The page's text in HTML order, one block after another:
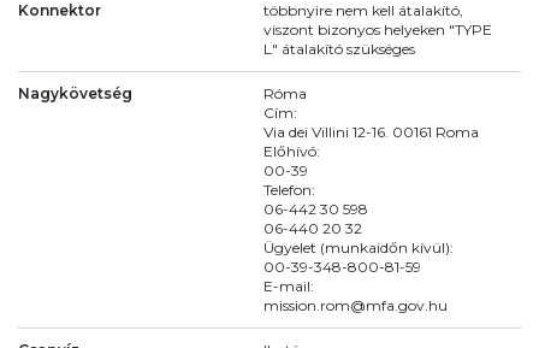
Konnektor
többnyire nem kell átalakító,
viszont bizonyos helyeken "TYPE
L" átalakító szükséges
Nagykövetség
Róma
Cím:
Via dei Villini 12-16. 00161 Roma
Előhívó:
00-39
Telefon:
06-442 30 598
06-440 20 32
Ügyelet (munkaidőn kívül):
00-39-348-800-81-59
E-mail:
mission.rom@mfa.gov.hu